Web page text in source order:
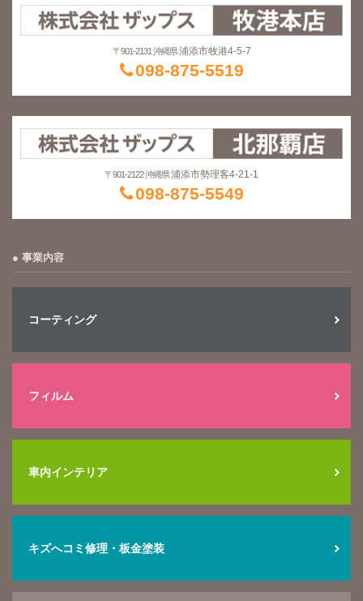
〒901-2131 沖縄県 浦添市牧港4-5-7
098-875-5519
〒901-2122 沖縄県浦添市勢理客4-21-1
098-875-5549
事業内容
コーティング
フィルム
車内インテリア
キズへコミ修理・板金塗装